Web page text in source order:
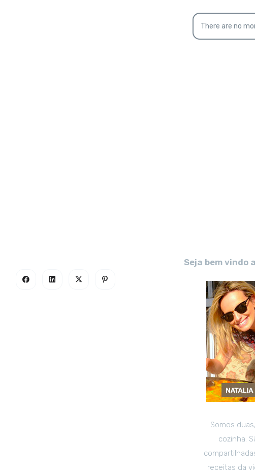
There are no
Seja bem vindo
Somos
cozinha.
receitas da